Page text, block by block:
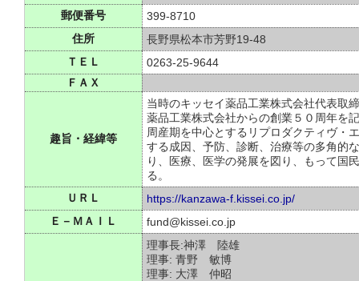
郵便番号
399-8710
住所
長野県松本市芳野19-48
ＴＥＬ
0263-25-9644
ＦＡＸ
趣旨・経緯等
当時のキッセイ薬品工業株式会社代表取
薬品工業株式会社からの創業５０周年を
周産期を中心とするリプロダクティヴ・
する成因、予防、診断、治療等の多角的
り、医療、医学の発展を図り、もって国
る。
ＵＲＬ
https://kanzawa-f.kissei.co.jp/
Ｅ－ＭＡＩＬ
fund@kissei.co.jp
理事長:神澤 陸雄
理事: 青野 敏博
理事: 大澤 仲昭